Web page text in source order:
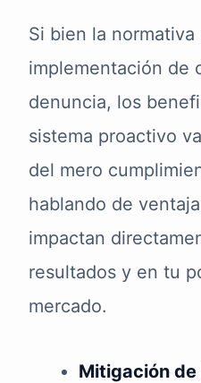
Si bien la
implementación de
denuncia, los
sistema proactivo
del mero
hablando de
impactan
resultados y en tu
mercado.
Mitigación de